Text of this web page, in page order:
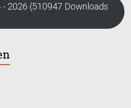
2026 (510947 Downloads